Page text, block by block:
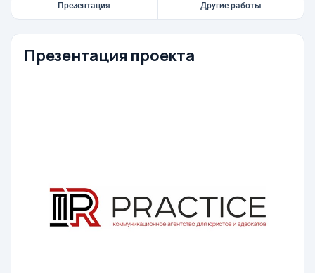
Презентация Другие работы
Презентация проекта